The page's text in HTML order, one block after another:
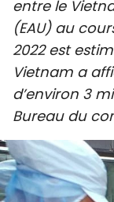
entre le
(EAU) au
2022 est
Vietnam a
d’environ 3
Bureau du